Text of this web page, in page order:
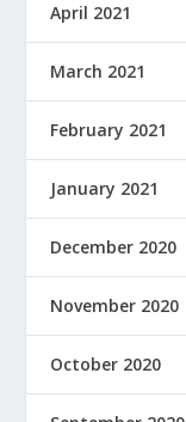
April 2021
March 2021
February 2021
January 2021
December 2020
November 2020
October 2020